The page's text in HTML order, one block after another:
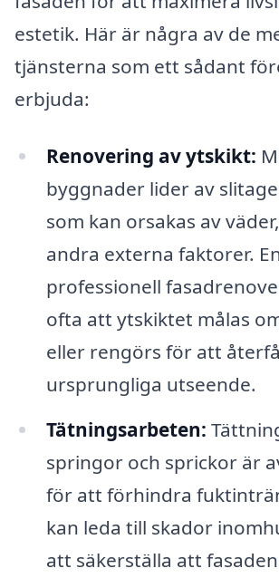
estetik. Här är några av de
tjänsterna som ett sådant
erbjuda:
Renovering av ytskikt:
byggnader lider av
som kan orsakas av
andra externa faktorer.
professionell
ofta att ytskiktet målas
eller rengörs för att
ursprungliga utseende.
Tätningsarbeten:
springor och sprickor är
för att förhindra
kan leda till skador
att säkerställa att